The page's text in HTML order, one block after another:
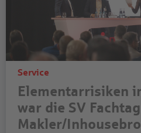
Service
Elementarrisiken
war die SV
Makler/